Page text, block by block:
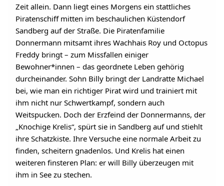
Zeit allein. Dann liegt eines Morgens ein stattliches
Piratenschiff mitten im beschaulichen Küstendorf
Sandberg auf der Straße. Die Piratenfamilie
Donnermann mitsamt ihres Wachhais Roy und Octopus
Freddy bringt – zum Missfallen einiger
Bewohner*innen – das geordnete Leben gehörig
durcheinander. Sohn Billy bringt der Landratte Michael
bei, wie man ein richtiger Pirat wird und trainiert mit
ihm nicht nur Schwertkampf, sondern auch
Weitspucken. Doch der Erzfeind der Donnermanns, der
„Knochige Krelis“, spürt sie in Sandberg auf und stiehlt
ihre Schatzkiste. Ihre Versuche eine normale Arbeit zu
finden, scheitern gnadenlos. Und Krelis hat einen
weiteren finsteren Plan: er will Billy überzeugen mit
ihm in See zu stechen.